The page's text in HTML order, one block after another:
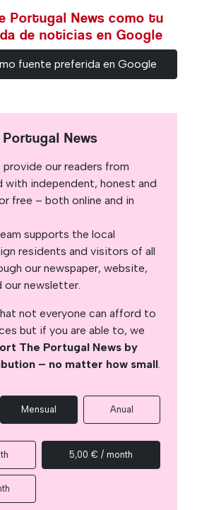
Portugal News como tu
de noticias en Google
fuente preferida en Google
News
our readers from
with independent, honest and
free – both online and in
supports the local
residents and visitors of all
our newspaper, website,
our newsletter.
not everyone can afford to
but if you are able to, we
The Portugal News by
– no matter how small.
Mensual Anual
5,00 € / month